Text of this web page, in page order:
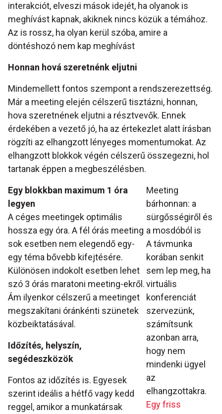
interakciót, elveszi mások idejét, ha olyanok is
meghívást kapnak, akiknek nincs közük a témához.
Az is rossz, ha olyan kerül szóba, amire a
döntéshozó nem kap meghívást
Honnan hová szeretnénk eljutni
Mindemellett fontos szempont a rendszerezettség.
Már a meeting elején célszerű tisztázni, honnan,
hova szeretnének eljutni a résztvevők. Ennek
érdekében a vezető jó, ha az értekezlet alatt írásban
rögzíti az elhangzott lényeges momentumokat. Az
elhangzott blokkok végén célszerű összegezni, hol
tartanak éppen a megbeszélésben.
Meeting
bárhonnan: a
sürgősségiről és
a mosdóból is
A távmunka
korában senkit
sem lep meg, ha
virtuális
konferenciát
szervezünk,
számítsunk
azonban arra,
hogy nem
mindenki ügyel
az
elhangzottakra.
Egy friss
Egy blokkban maximum 1 óra
legyen
A céges meetingek optimális
hossza egy óra. A fél órás meeting
sok esetben nem elegendő egy-
egy téma bővebb kifejtésére.
Különösen indokolt esetben lehet
szó 3 órás maratoni meeting-ekről.
Ám ilyenkor célszerű a meetinget
megszakítani óránkénti szünetek
közbeiktatásával.
Időzítés, helyszín,
segédeszközök
Fontos az időzítés is. Egyesek
szerint ideális a hétfő vagy kedd
reggel, amikor a munkatársak